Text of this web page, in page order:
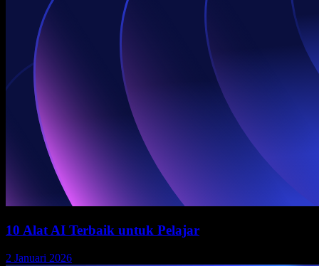
10 Alat AI Terbaik untuk Pelajar
2 Januari 2026